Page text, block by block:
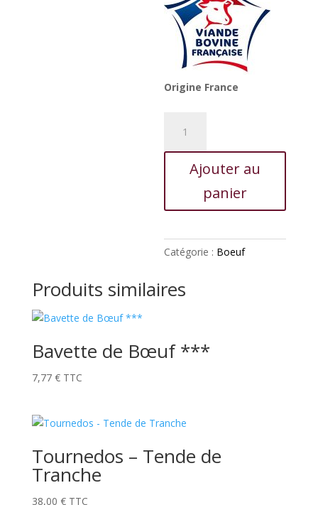
Origine France
Rôti
Ajouter au
panier
Catégorie : Boeuf
Produits similaires
Bavette de Bœuf ***
7,77 € TTC
Tournedos – Tende de
Tranche
38,00 € TTC